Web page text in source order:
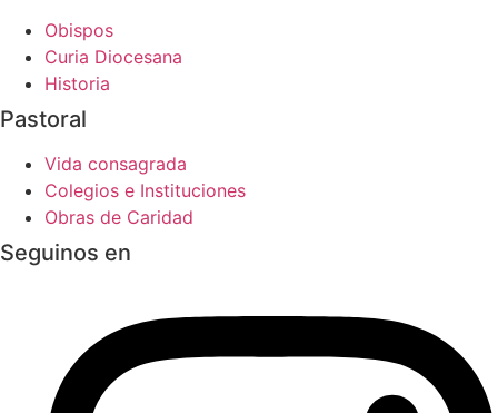
Obispos
Curia Diocesana
Historia
Pastoral
Vida consagrada
Colegios e Instituciones
Obras de Caridad
Seguinos en